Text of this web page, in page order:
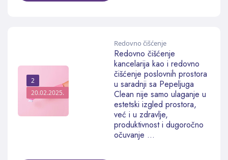
2
20.02.2025.
Redovno čišćenje
Redovno čišćenje
kancelarija kao i redovno
čišćenje poslovnih prostora
u saradnji sa Pepeljuga
Clean nije samo ulaganje u
estetski izgled prostora,
već i u zdravlje,
produktivnost i dugoročno
očuvanje ...